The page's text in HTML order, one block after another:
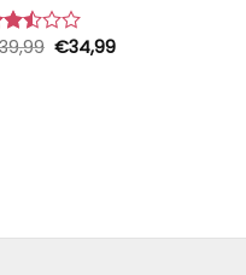
39,99 Ursprünglicher
Preis
€34,99Aktueller